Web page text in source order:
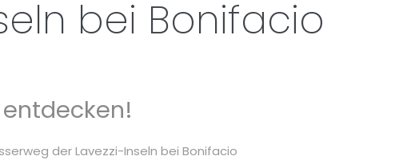
bei Bonifacio
der Lavezzi-Inseln bei Bonifacio